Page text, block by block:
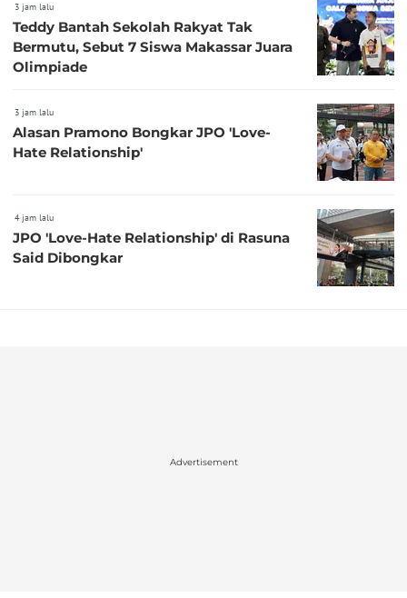
3 jam lalu
Teddy Bantah Sekolah Rakyat Tak
Bermutu, Sebut 7 Siswa Makassar Juara
Olimpiade
3 jam lalu
Alasan Pramono Bongkar JPO 'Love-
Hate Relationship'
4 jam lalu
JPO 'Love-Hate Relationship' di Rasuna
Said Dibongkar
Advertisement